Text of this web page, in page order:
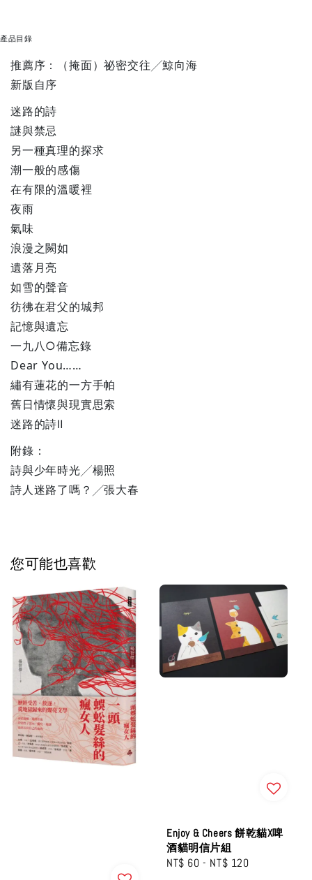
產品目錄
推薦序：（掩面）祕密交往╱鯨向海
新版自序
迷路的詩
謎與禁忌
另一種真理的探求
潮一般的感傷
在有限的溫暖裡
夜雨
氣味
浪漫之闕如
遺落月亮
如雪的聲音
彷彿在君父的城邦
記憶與遺忘
一九八○備忘錄
Dear You……
繡有蓮花的一方手帕
舊日情懷與現實思索
迷路的詩Ⅱ
附錄：
詩與少年時光╱楊照
詩人迷路了嗎？╱張大春
您可能也喜歡
Enjoy & Cheers 餅乾貓X啤
酒貓明信片組
Regular
NT$ 60 - NT$ 120